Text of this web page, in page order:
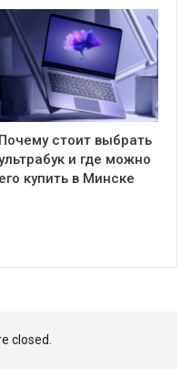
Почему стоит выбрать
и где можно
его купить в Минске
closed.